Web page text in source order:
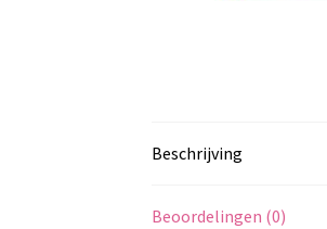
Beschrijving
Beoordelingen (0)